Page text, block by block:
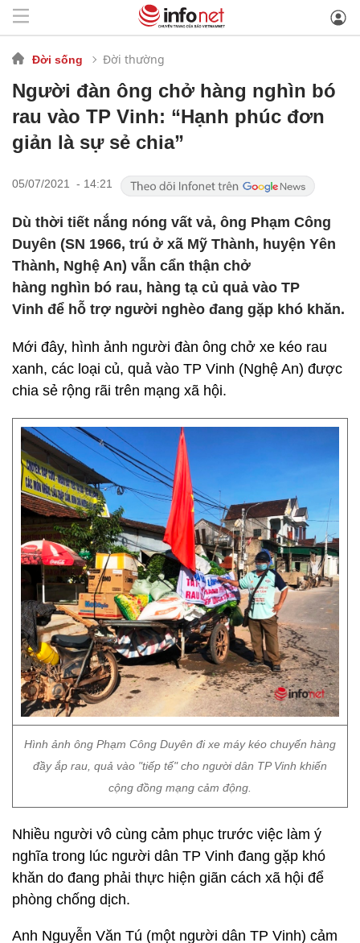
Đời sống Đời thường
Người đàn ông chở hàng nghìn bó
rau vào TP Vinh: “Hạnh phúc đơn
giản là sự sẻ chia”
05/07/2021 - 14:21
Dù thời tiết nắng nóng vất vả, ông Phạm Công
Duyên (SN 1966, trú ở xã Mỹ Thành, huyện Yên
Thành, Nghệ An) vẫn cẩn thận chở
hàng nghìn bó rau, hàng tạ củ quả vào TP
Vinh để hỗ trợ người nghèo đang gặp khó khăn.
Mới đây, hình ảnh người đàn ông chở xe kéo rau
xanh, các loại củ, quả vào TP Vinh (Nghệ An) được
chia sẻ rộng rãi trên mạng xã hội.
Hình ảnh ông Phạm Công Duyên đi xe máy kéo chuyến hàng
đầy ắp rau, quả vào "tiếp tế" cho người dân TP Vinh khiến
cộng đồng mạng cảm động.
Nhiều người vô cùng cảm phục trước việc làm ý
nghĩa trong lúc người dân TP Vinh đang gặp khó
khăn do đang phải thực hiện giãn cách xã hội để
phòng chống dịch.
Anh Nguyễn Văn Tú (một người dân TP Vinh) cảm